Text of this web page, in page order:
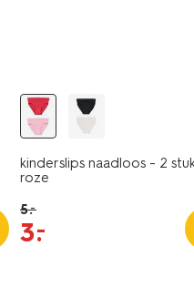
kinderslips naadloos - 2
roze
5.–
3.
–